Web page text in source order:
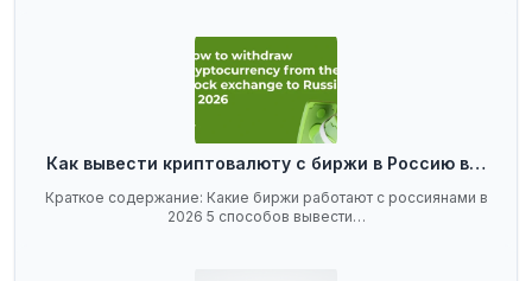
Как вывести криптовалюту с биржи в Россию в…
Краткое содержание: Какие биржи работают с россиянами в
2026 5 способов вывести…